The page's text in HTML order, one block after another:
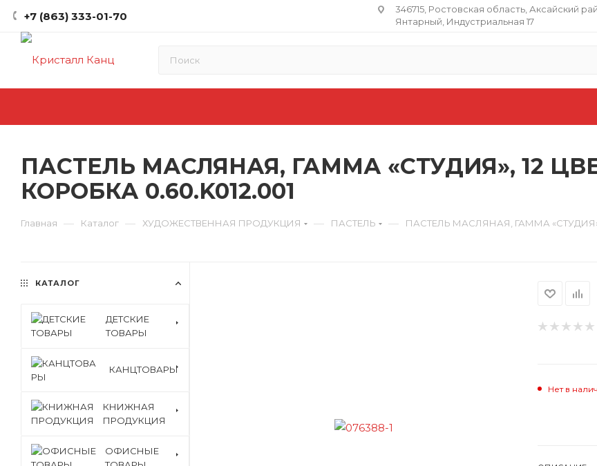
+7 (863) 333-01-70
346715, Ростовская область​, Аксайский
Янтарный, Индустриальная 17
ПАСТЕЛЬ МАСЛЯНАЯ, ГАММА «СТУДИЯ», 12
КОРОБКА 0.60.K012.001
Главная — Каталог — ХУДОЖЕСТВЕННАЯ ПРОДУКЦИЯ — ПАСТЕЛЬ — ПАСТЕЛЬ МАСЛЯНАЯ, ГАММА
Нет в
КАТАЛОГ
ДЕТСКИЕ
ТОВАРЫ
КАНЦТОВАРЫ
КНИЖНАЯ
ПРОДУКЦИЯ
ОФИСНЫЕ